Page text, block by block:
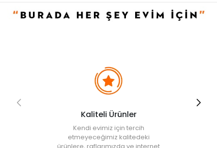
• Kuru temizleme yapmayınız.
Kaliteli Ürünler
Kendi evimiz için tercih
etmeyeceğimiz kalitedeki
ürünlere, raflarımızda ve internet